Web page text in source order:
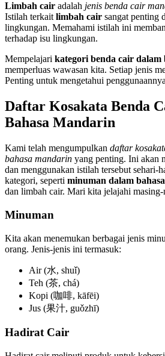
Limbah cair adalah jenis benda cair
Istilah terkait limbah cair sangat penting
lingkungan. Memahami istilah ini
terhadap isu lingkungan.
Mempelajari kategori benda cair dalam
memperluas wawasan kita. Setiap jenis
Penting untuk mengetahui
Daftar Kosakata Benda
Bahasa Mandarin
Kami telah mengumpulkan daftar
bahasa mandarin yang penting. Ini akan
dan menggunakan istilah tersebut sehari-
kategori, seperti minuman dalam
dan limbah cair. Mari kita jelajahi
Minuman
Kita akan menemukan berbagai jenis
orang. Jenis-jenis ini termasuk:
Air (水, shuǐ)
Teh (茶, chá)
Kopi (咖啡, kāfēi)
Jus (果汁, guǒzhī)
Hadirat Cair